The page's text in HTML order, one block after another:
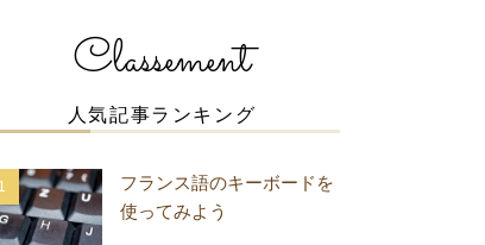
Classement
人気記事ランキング
フランス語のキーボードを
使ってみよう